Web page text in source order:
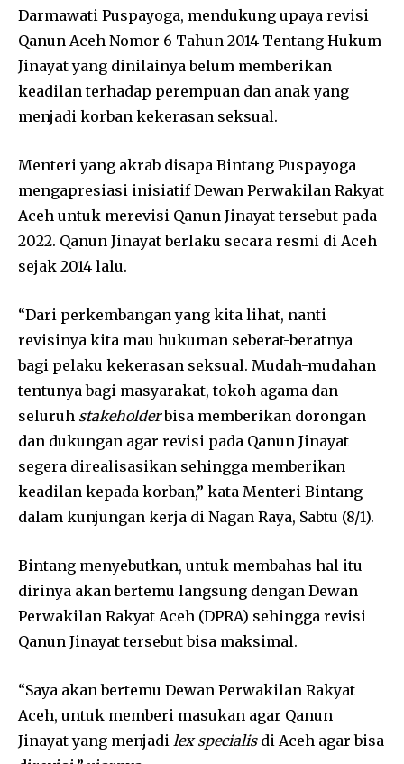
Darmawati Puspayoga, mendukung upaya revisi
Qanun Aceh Nomor 6 Tahun 2014 Tentang Hukum
Jinayat yang dinilainya belum memberikan
keadilan terhadap perempuan dan anak yang
menjadi korban kekerasan seksual.
Menteri yang akrab disapa Bintang Puspayoga
mengapresiasi inisiatif Dewan Perwakilan Rakyat
Aceh untuk merevisi Qanun Jinayat tersebut pada
2022. Qanun Jinayat berlaku secara resmi di Aceh
sejak 2014 lalu.
“Dari perkembangan yang kita lihat, nanti
revisinya kita mau hukuman seberat-beratnya
bagi pelaku kekerasan seksual. Mudah-mudahan
tentunya bagi masyarakat, tokoh agama dan
seluruh stakeholderbisa memberikan dorongan
dan dukungan agar revisi pada Qanun Jinayat
segera direalisasikan sehingga memberikan
keadilan kepada korban,” kata Menteri Bintang
dalam kunjungan kerja di Nagan Raya, Sabtu (8/1).
Bintang menyebutkan, untuk membahas hal itu
dirinya akan bertemu langsung dengan Dewan
Perwakilan Rakyat Aceh (DPRA) sehingga revisi
Qanun Jinayat tersebut bisa maksimal.
“Saya akan bertemu Dewan Perwakilan Rakyat
Aceh, untuk memberi masukan agar Qanun
Jinayat yang menjadi lex specialis di Aceh agar bisa